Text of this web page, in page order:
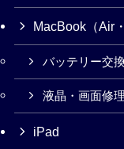
MacBook（Air
バッテリー交
液晶・画面修理
iPad